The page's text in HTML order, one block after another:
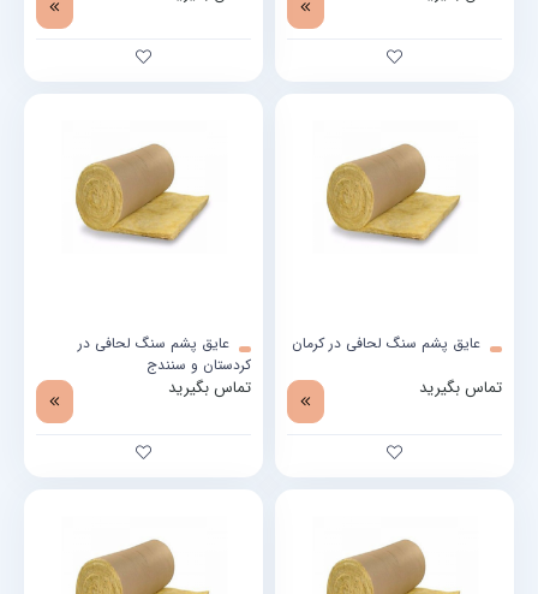
عایق پشم سنگ لحافی در کرمان
تماس بگیرید
عایق پشم سنگ لحافی در
کردستان و سنندج
تماس بگیرید